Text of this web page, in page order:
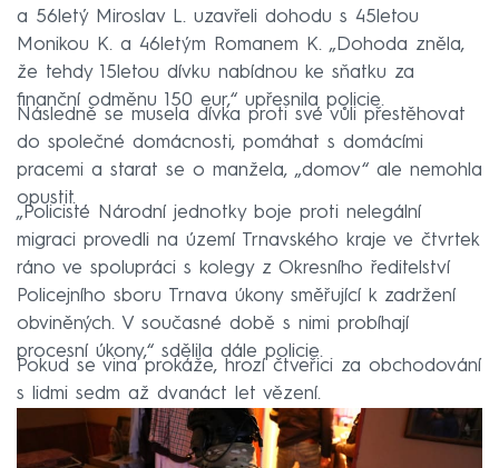
a 56letý Miroslav L. uzavřeli dohodu s 45letou
Monikou K. a 46letým Romanem K. „Dohoda zněla,
že tehdy 15letou dívku nabídnou ke sňatku za
finanční odměnu 150 eur,“ upřesnila policie.
Následně se musela dívka proti své vůli přestěhovat
do společné domácnosti, pomáhat s domácími
pracemi a starat se o manžela, „domov“ ale nemohla
opustit.
„Policisté Národní jednotky boje proti nelegální
migraci provedli na území Trnavského kraje ve čtvrtek
ráno ve spolupráci s kolegy z Okresního ředitelství
Policejního sboru Trnava úkony směřující k zadržení
obviněných. V současné době s nimi probíhají
procesní úkony,“ sdělila dále policie.
Pokud se vina prokáže, hrozí čtveřici za obchodování
s lidmi sedm až dvanáct let vězení.